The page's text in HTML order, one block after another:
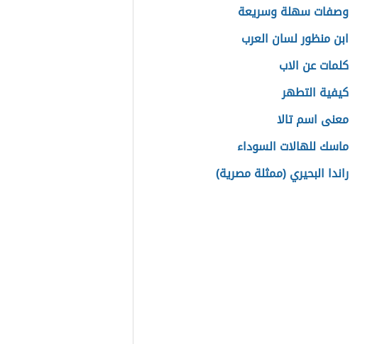
وصفات سهلة وسريعة
ابن منظور لسان العرب
كلمات عن الاب
كيفية التطهر
معنى اسم تالا
ماسك للهالات السوداء
راندا البحيري (ممثلة مصرية)